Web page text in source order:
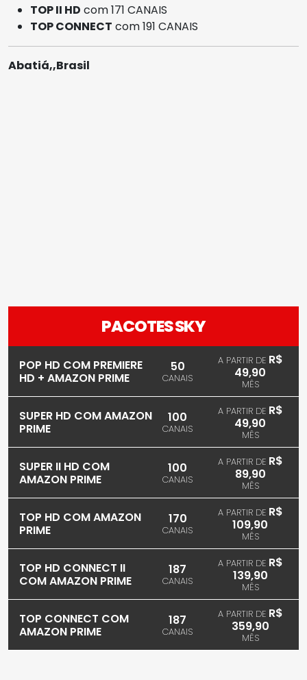
TOP II HD com 171 CANAIS
TOP CONNECT com 191 CANAIS
Abatiá,,Brasil
PACOTES SKY
POP HD COM PREMIERE
HD + AMAZON PRIME
50
CANAIS
A PARTIR DE R$
49,90
MÊS
SUPER HD COM AMAZON
PRIME
100
CANAIS
A PARTIR DE R$
49,90
MÊS
SUPER II HD COM
AMAZON PRIME
100
CANAIS
A PARTIR DE R$
89,90
MÊS
TOP HD COM AMAZON
PRIME
170
CANAIS
A PARTIR DE R$
109,90
MÊS
TOP HD CONNECT II
COM AMAZON PRIME
187
CANAIS
A PARTIR DE R$
139,90
MÊS
TOP CONNECT COM
AMAZON PRIME
187
CANAIS
A PARTIR DE R$
359,90
MÊS